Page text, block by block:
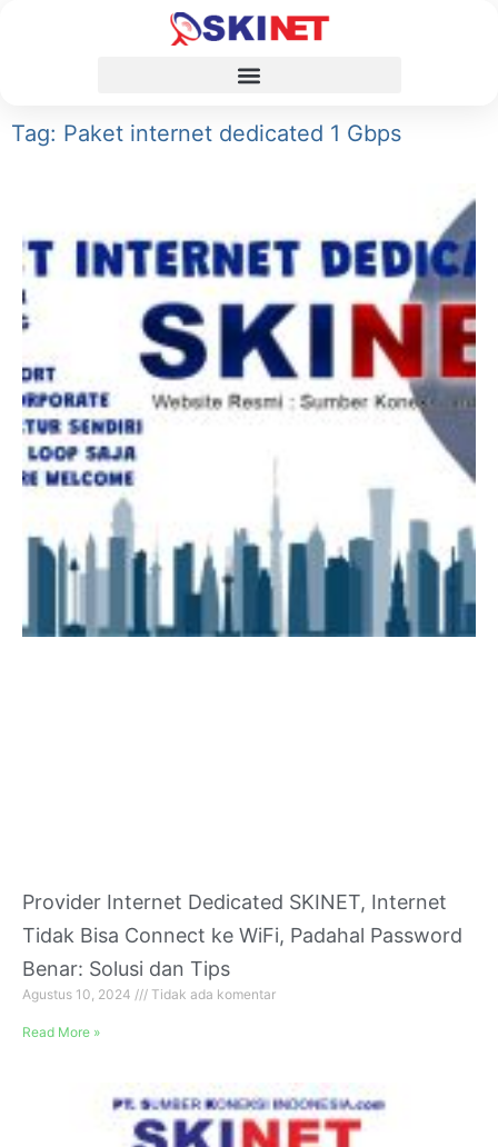
Tag: Paket internet dedicated 1 Gbps
Provider Internet Dedicated SKINET, Internet
Tidak Bisa Connect ke WiFi, Padahal Password
Benar: Solusi dan Tips
Agustus 10, 2024 Tidak ada komentar
Read More »